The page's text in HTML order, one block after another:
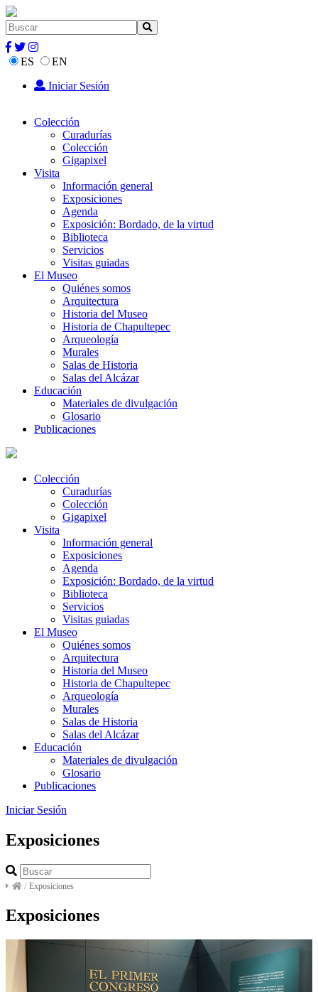
ES
EN
Iniciar Sesión
Colección
Curadurías
Colección
Gigapixel
Visita
Información general
Exposiciones
Agenda
Exposición: Bordado, de la virtud
Biblioteca
Servicios
Visitas guiadas
El Museo
Quiénes somos
Arquitectura
Historia del Museo
Historia de Chapultepec
Arqueología
Murales
Salas de Historia
Salas del Alcázar
Educación
Materiales de divulgación
Glosario
Publicaciones
Colección
Curadurías
Colección
Gigapixel
Visita
Información general
Exposiciones
Agenda
Exposición: Bordado, de la virtud
Biblioteca
Servicios
Visitas guiadas
El Museo
Quiénes somos
Arquitectura
Historia del Museo
Historia de Chapultepec
Arqueología
Murales
Salas de Historia
Salas del Alcázar
Educación
Materiales de divulgación
Glosario
Publicaciones
Iniciar Sesión
Exposiciones
/ Exposiciones
Exposiciones